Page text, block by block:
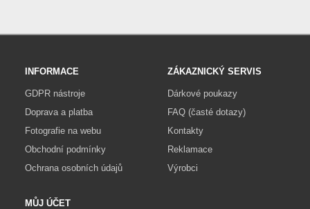
INFORMACE
GDPR nástroje
Doprava a platba
Fotografie na webu
Obchodní podmínky
Ochrana osobních údajů
ZÁKAZNICKÝ SERVIS
Dárkové poukazy
FAQ (časté dotazy)
Kontakty
Reklamace
Výrobci
MŮJ ÚČET